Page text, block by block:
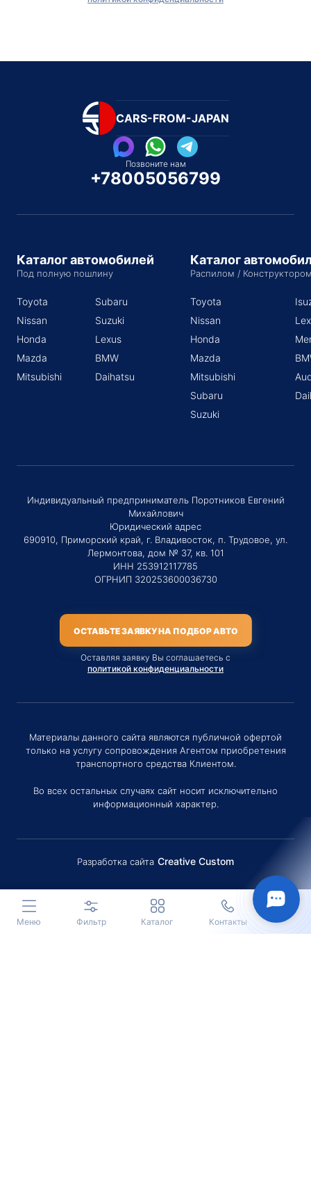
CARS-FROM-JAPAN
Позвоните нам
+78005056799
Каталог автомобилей
Под полную пошлину
Toyota
Nissan
Honda
Mazda
Mitsubishi
Subaru
Suzuki
Lexus
BMW
Daihatsu
Каталог
Распилом /
Toyota
Nissan
Honda
Mazda
Mitsubishi
Subaru
Suzuki
Индивидуальный предприниматель Поротников Евгений
Михайлович
Юридический адрес
690910, Приморский край, г. Владивосток, п. Трудовое, ул.
Лермонтова, дом № 37, кв. 101
ИНН 253912117785
ОГРНИП 320253600036730
ОСТАВЬТЕ ЗАЯВКУ НА ПОДБОР АВТО
Оставляя заявку Вы соглашаетесь с
политикой конфиденциальности
Материалы данного сайта являются публичной офертой
только на услугу сопровождения Агентом приобретения
транспортного средства Клиентом.
Во всех остальных случаях сайт носит исключительно
информационный характер.
Разработка сайта Creative Custom
Меню Фильтр Каталог Контакты